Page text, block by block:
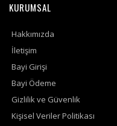
KURUMSAL
Hakkımızda
İletişim
Bayi Girişi
Bayi Ödeme
Gizlilik ve Güvenlik
Kişisel Veriler Politikası